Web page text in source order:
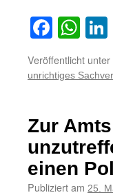
Veröffentlicht unter
unrichtiges
Zur
einen
Publiziert am 25.